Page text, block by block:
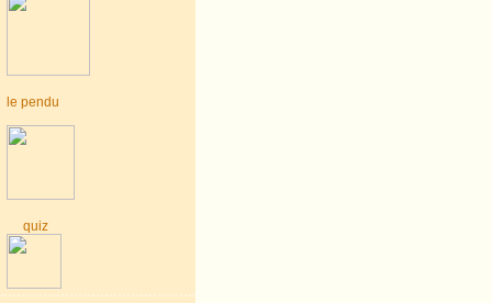
le pendu
quiz